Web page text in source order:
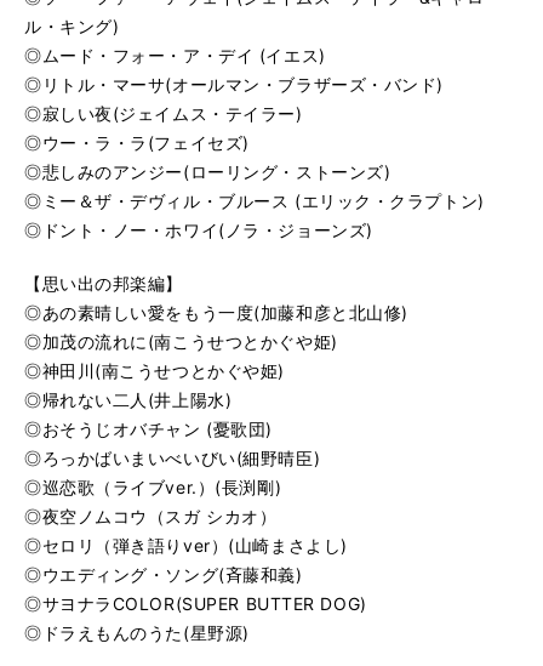
ル・キング)
◎ムード・フォー・ア・デイ (イエス)
◎リトル・マーサ(オールマン・ブラザーズ・バンド)
◎寂しい夜(ジェイムス・テイラー)
◎ウー・ラ・ラ(フェイセズ)
◎悲しみのアンジー(ローリング・ストーンズ)
◎ミー＆ザ・デヴィル・ブルース (エリック・クラプトン)
◎ドント・ノー・ホワイ(ノラ・ジョーンズ)
【思い出の邦楽編】
◎あの素晴しい愛をもう一度(加藤和彦と北山修)
◎加茂の流れに(南こうせつとかぐや姫)
◎神田川(南こうせつとかぐや姫)
◎帰れない二人(井上陽水)
◎おそうじオバチャン (憂歌団)
◎ろっかばいまいべいびい(細野晴臣)
◎巡恋歌（ライブver.）(長渕剛)
◎夜空ノムコウ（スガ シカオ）
◎セロリ（弾き語りver）(山崎まさよし)
◎ウエディング・ソング(斉藤和義)
◎サヨナラCOLOR(SUPER BUTTER DOG)
◎ドラえもんのうた(星野源)